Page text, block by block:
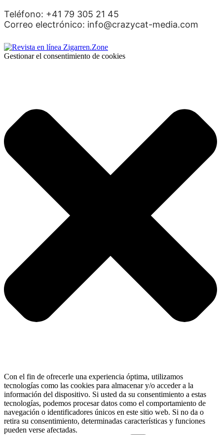
Teléfono: +41 79 305 21 45
Correo electrónico: info@crazycat-media.com
Gestionar el consentimiento de cookies
Con el fin de ofrecerle una experiencia óptima, utilizamos
tecnologías como las cookies para almacenar y/o acceder a la
información del dispositivo. Si usted da su consentimiento a estas
tecnologías, podemos procesar datos como el comportamiento de
navegación o identificadores únicos en este sitio web. Si no da o
retira su consentimiento, determinadas características y funciones
pueden verse afectadas.